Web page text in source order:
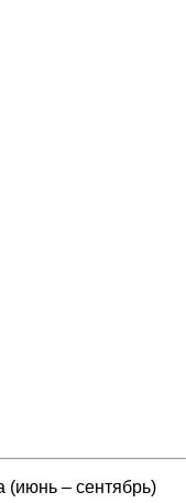
(июнь – сентябрь)